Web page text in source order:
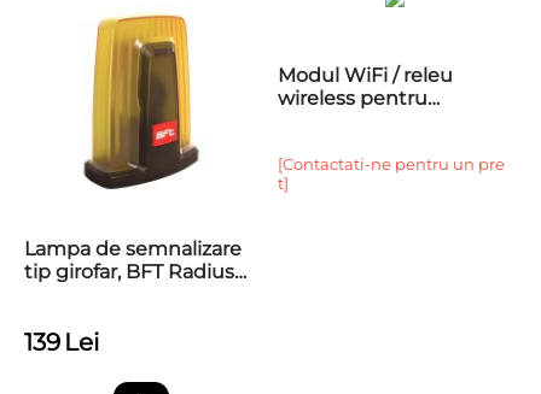
Lampa de semnalizare
tip girofar, BFT Radius
139 Lei
Modul WiFi / releu
wireless pentru
[Contactati-ne pentru un pre
t]